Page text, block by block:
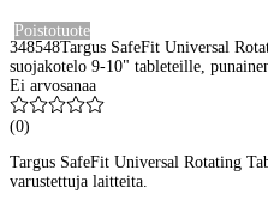
Poistotuote
348548Targus SafeFit Universal
suojakotelo 9-10" tableteille,
Ei arvosanaa
(0)
Targus SafeFit Universal Rotating
varustettuja laitteita.